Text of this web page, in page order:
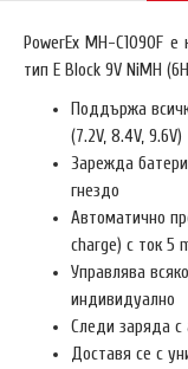
PowerEx MH-C1090F
тип E Block 9V NiMH
Поддържа
(7.2V, 8.4V, 9.6V)
Зарежда
гнездо
Автоматично
charge) с ток 5
Управлява
индивидуално
Следи заряда с
Доставя се с